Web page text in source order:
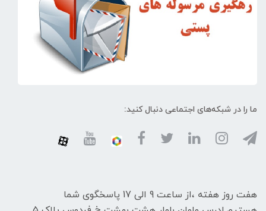
ما را در شبکه‌های اجتماعی دنبال کنید:
هفت روز هفته ،از ساعت 9 الی 17 پاسخگوی شما